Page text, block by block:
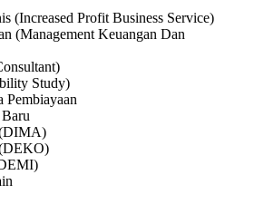
(Increased Profit Business Service)
(Management Keuangan Dan
Study)
Pembiayaan
(DIMA)